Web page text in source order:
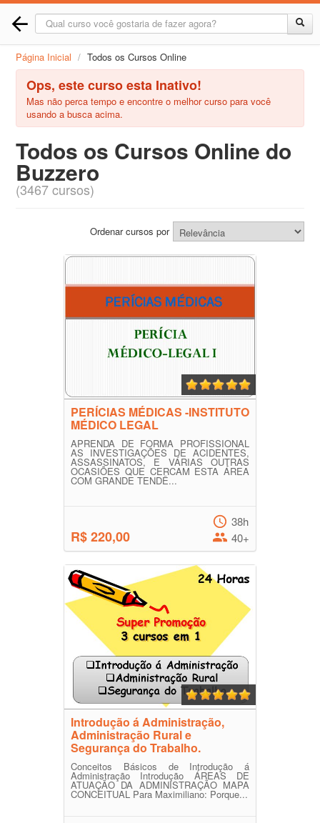
Página Inicial / Todos os Cursos Online
Ops, este curso esta Inativo!
Mas não perca tempo e encontre o melhor curso para você
usando a busca acima.
Todos os Cursos Online do
Buzzero
(3467 cursos)
Ordenar cursos por
PERÍCIAS MÉDICAS -INSTITUTO
MÉDICO LEGAL
APRENDA DE FORMA PROFISSIONAL
AS INVESTIGAÇÕES DE ACIDENTES,
ASSASSINATOS, E VÁRIAS OUTRAS
OCASIÕES QUE CERCAM ESTA ÁREA
COM GRANDE TENDÊ...
R$ 220,00
38h
40+
Introdução á Administração,
Administração Rural e
Segurança do Trabalho.
Conceitos Básicos de Introdução á
Administração Introdução ÁREAS DE
ATUAÇÃO DA ADMINISTRAÇÃO MAPA
CONCEITUAL Para Maximiliano: Porque...